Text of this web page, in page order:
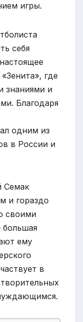
игры.
себя
где
знаниями и
Благодаря
одним из
в России и
Семак
и гораздо
своими
ему
в